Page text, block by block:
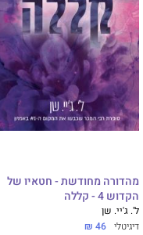
מהדורה מחודשת - חטאיו של
הקדוש 4 - קללה
ל'. ג'יי. שן
דיגיטלי 46 ₪